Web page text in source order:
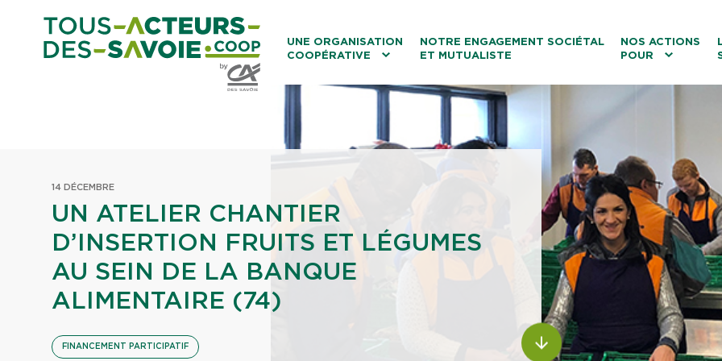
UNE ORGANISATION
COOPÉRATIVE
Caisses Locales
NOTRE ENGAGEMENT SOCIÉTAL
ET MUTUALISTE
NOS ACTIONS
POUR
Les associations
14 DÉCEMBRE
UN ATELIER CHANTIER
D’INSERTION FRUITS ET LÉGUMES
AU SEIN DE LA BANQUE
ALIMENTAIRE (74)
FINANCEMENT PARTICIPATIF